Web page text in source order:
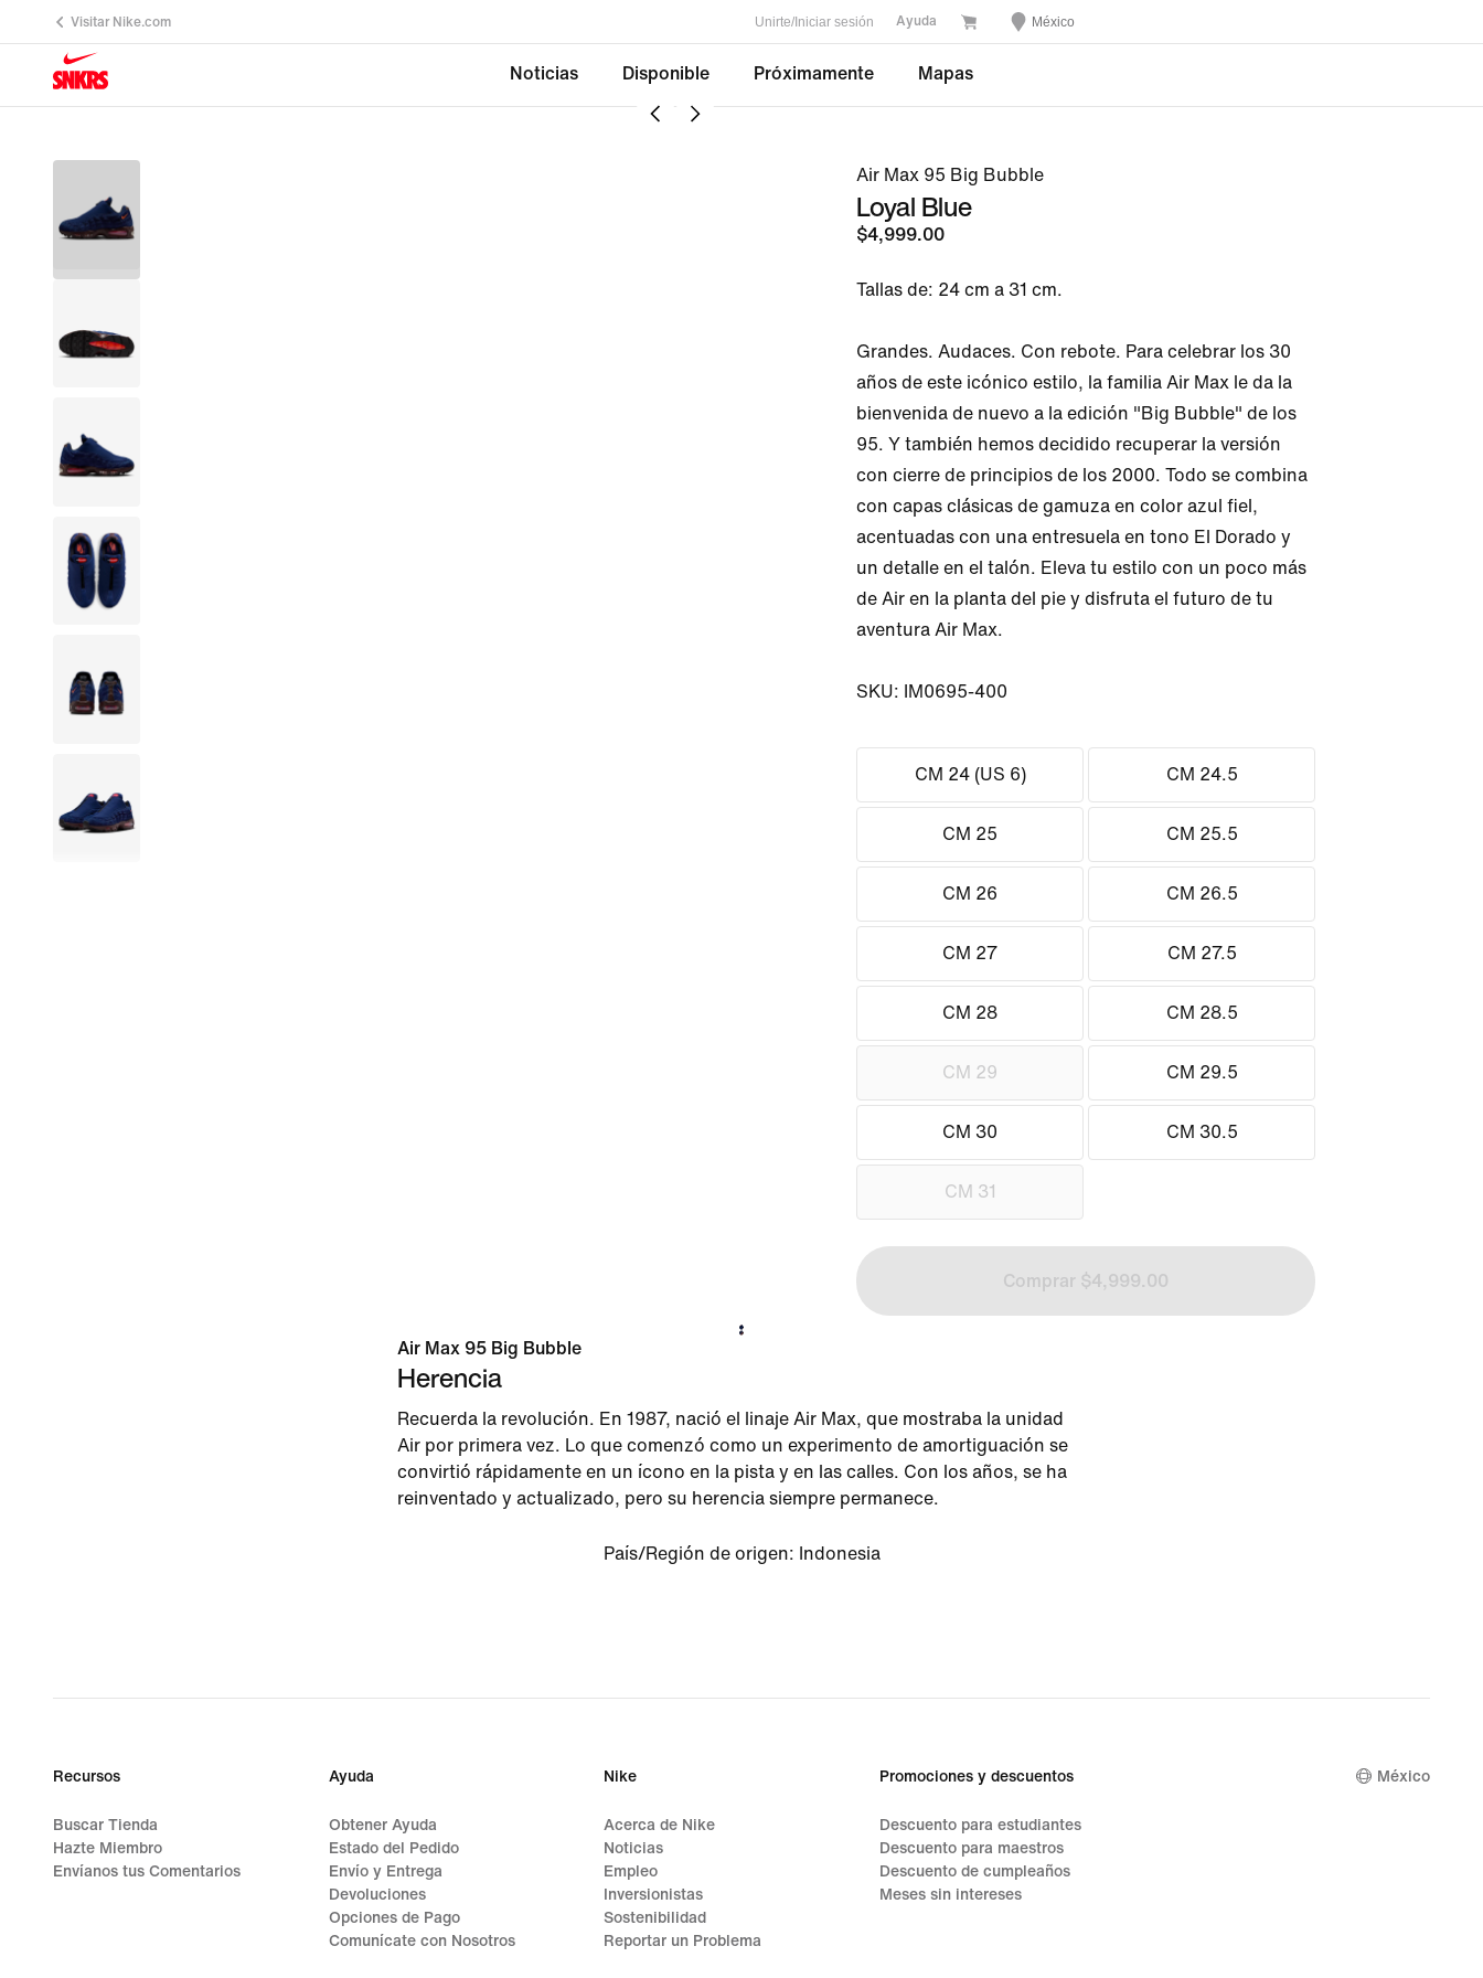
Visitar Nike.com Unirte/Iniciar sesión Ayuda México
Noticias Disponible Próximamente Mapas
Air Max 95 Big Bubble
Loyal Blue
$4,999.00
Tallas de: 24 cm a 31 cm.
Grandes. Audaces. Con rebote. Para celebrar los 30
años de este icónico estilo, la familia Air Max le da la
bienvenida de nuevo a la edición "Big Bubble" de los
95. Y también hemos decidido recuperar la versión
con cierre de principios de los 2000. Todo se combina
con capas clásicas de gamuza en color azul fiel,
acentuadas con una entresuela en tono El Dorado y
un detalle en el talón. Eleva tu estilo con un poco más
de Air en la planta del pie y disfruta el futuro de tu
aventura Air Max.
SKU: IM0695-400
CM 24 (US 6) CM 24.5
CM 25 CM 25.5
CM 26 CM 26.5
CM 27 CM 27.5
CM 28 CM 28.5
CM 29 CM 29.5
CM 30 CM 30.5
CM 31
Comprar $4,999.00
Air Max 95 Big Bubble
Herencia
Recuerda la revolución. En 1987, nació el linaje Air Max, que mostraba la unidad
Air por primera vez. Lo que comenzó como un experimento de amortiguación se
convirtió rápidamente en un ícono en la pista y en las calles. Con los años, se ha
reinventado y actualizado, pero su herencia siempre permanece.
País/Región de origen: Indonesia
Recursos
Buscar Tienda
Hazte Miembro
Envíanos tus Comentarios
Ayuda
Obtener Ayuda
Estado del Pedido
Envío y Entrega
Devoluciones
Opciones de Pago
Comunícate con Nosotros
Nike
Acerca de Nike
Noticias
Empleo
Inversionistas
Sostenibilidad
Reportar un Problema
Promociones y descuentos
Descuento para estudiantes
Descuento para maestros
Descuento de cumpleaños
Meses sin intereses
México